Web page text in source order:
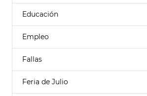
Educación
Empleo
Fallas
Feria de Julio